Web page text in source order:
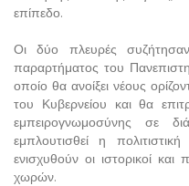
επίπεδο.
Οι δύο πλευρές
παραρτήματος του
οποίο θα ανοίξει νέους
του Κυβερνείου και θα
εμπειρογνωμοσύνης σε
εμπλουτισθεί η
ενισχυθούν οι ιστορικοί και
χωρών.